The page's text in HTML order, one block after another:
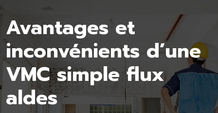
Avantages et
inconvénients d’une
VMC simple flux
aldes